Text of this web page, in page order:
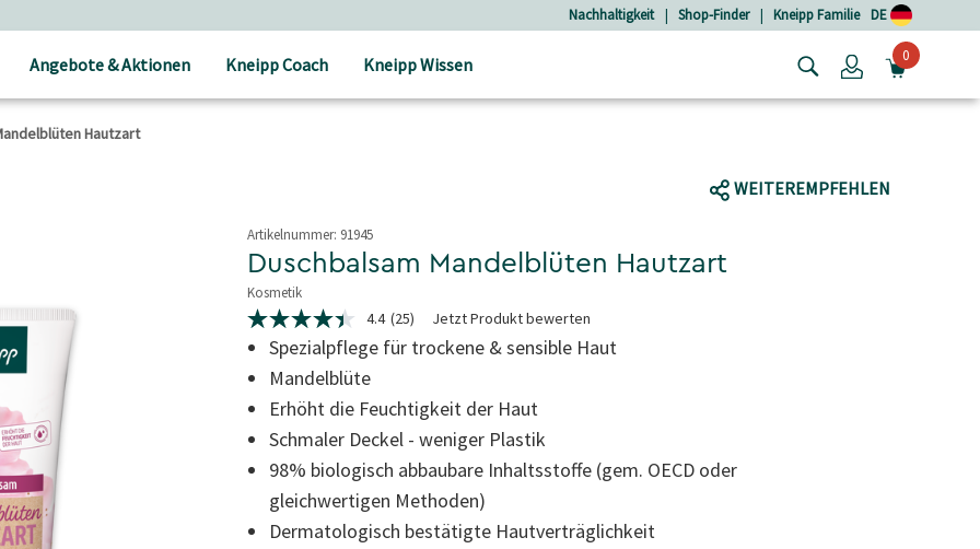
Nachhaltigkeit | Shop-Finder | Kneipp Familie DE
Angebote & Aktionen Kneipp Coach Kneipp Wissen Login0
Hautzart
WEITEREMPFEHLEN
Artikelnummer: 91945
Duschbalsam Mandelblüten Hautzart
Kosmetik
4,9 von 5 Sternen
4.4
von
Sternen,
Durchschnittswert
der
Bewertung.
Read
25
Reviews.
Link
auf
derselben
4.4 (25) Jetzt Produkt bewerten
Spezialpflege für trockene & sensible Haut
Mandelblüte
Erhöht die Feuchtigkeit der Haut
Schmaler Deckel - weniger Plastik
98% biologisch abbaubare Inhaltsstoffe (gem. OECD oder
gleichwertigen Methoden)
Dermatologisch bestätigte Hautverträglichkeit